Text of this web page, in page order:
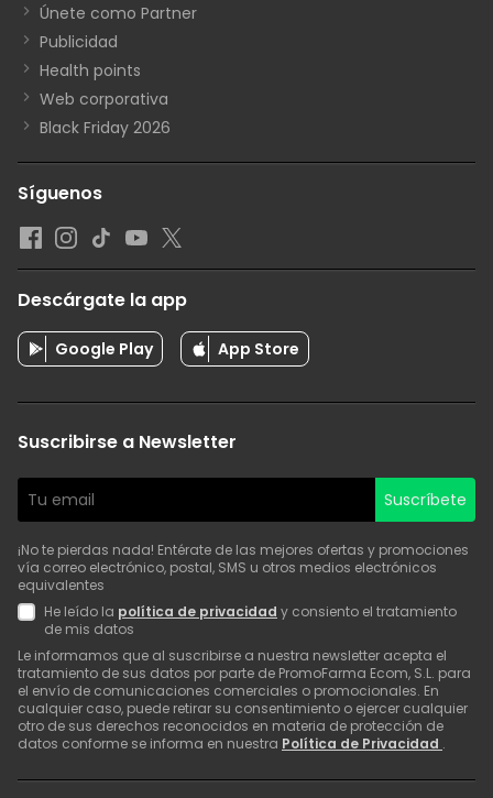
Únete como Partner
Publicidad
Health points
Web corporativa
Black Friday 2026
Síguenos
Descárgate la app
Google Play App Store
Suscribirse a Newsletter
Suscríbete
¡No te pierdas nada! Entérate de las mejores ofertas y promociones
vía correo electrónico, postal, SMS u otros medios electrónicos
equivalentes
He leído la política de privacidad y consiento el tratamiento
de mis datos
Le informamos que al suscribirse a nuestra newsletter acepta el
tratamiento de sus datos por parte de PromoFarma Ecom, S.L. para
el envío de comunicaciones comerciales o promocionales. En
cualquier caso, puede retirar su consentimiento o ejercer cualquier
otro de sus derechos reconocidos en materia de protección de
datos conforme se informa en nuestra Política de Privacidad .